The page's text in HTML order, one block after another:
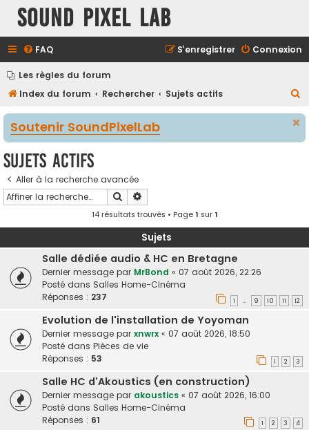
Sound Pixel Lab
FAQ Connexion
S’enregistrer
Les règles du forum
Index du forum
Rechercher Sujets actifs
e
Soutenir SoundPixelLab
Sujets actifs
Aller à la recherche avancée
Rechercher
14 résultats trouvés • Page1 sur1
Sujets
Salle dédiée audio & HC en Bretagne
Dernier message par MrBond « 07 août 2026, 22:26
Posté dans Salles Home-Cinéma
Réponses : 237 1 … 9 10 11 12
Evolution de l'installation de Yoyoman
Dernier message par xnwrx « 07 août 2026, 18:50
Posté dans Pièces de vie
Réponses : 53 1 2 3
Salle HC d'Akoustics (en construction)
Dernier message par akoustics « 07 août 2026, 16:00
Posté dans Salles Home-Cinéma
Réponses : 61 1 2 3 4